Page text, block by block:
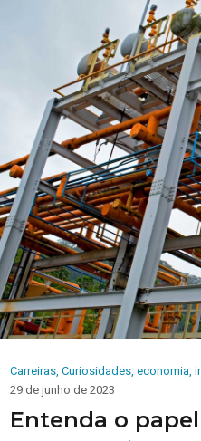
Carreiras Curiosidades economia
29 de junho de 2023
Entenda o